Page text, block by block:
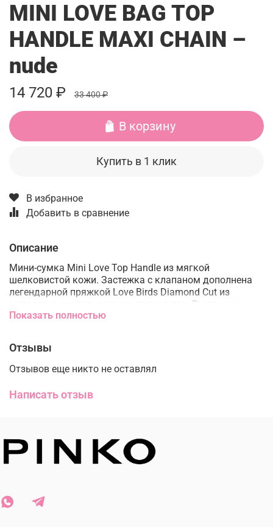
MINI LOVE BAG TOP
HANDLE MAXI CHAIN –
nude
14 720 ₽ 33 400 ₽
В корзину
Купить в 1 клик
В избранное
Добавить в сравнение
Описание
Мини-сумка Mini Love Top Handle из мягкой
шелковистой кожи. Застежка с клапаном дополнена
легендарной пряжкой Love Birds Diamond Cut из
металла с эмалевым покрытием в тон. Внутреннее
отделение на подкладке из микрофибры. Кожаная
кожаный ремень, который отстегивается с помощью
маленьких карабинов.
Подкладка: Нейлон 50% Полиуретан 50%
Наружный материал: Кожа 100%
высота: 15 cm
ширина: 6 cm
длина: 18 cm
Показать полностью
Отзывы
Отзывов еще никто не оставлял
Написать отзыв